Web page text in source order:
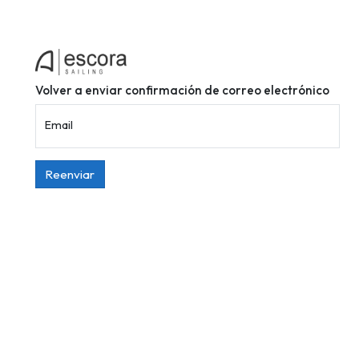
Volver a enviar confirmación de correo electrónico
Email
Reenviar